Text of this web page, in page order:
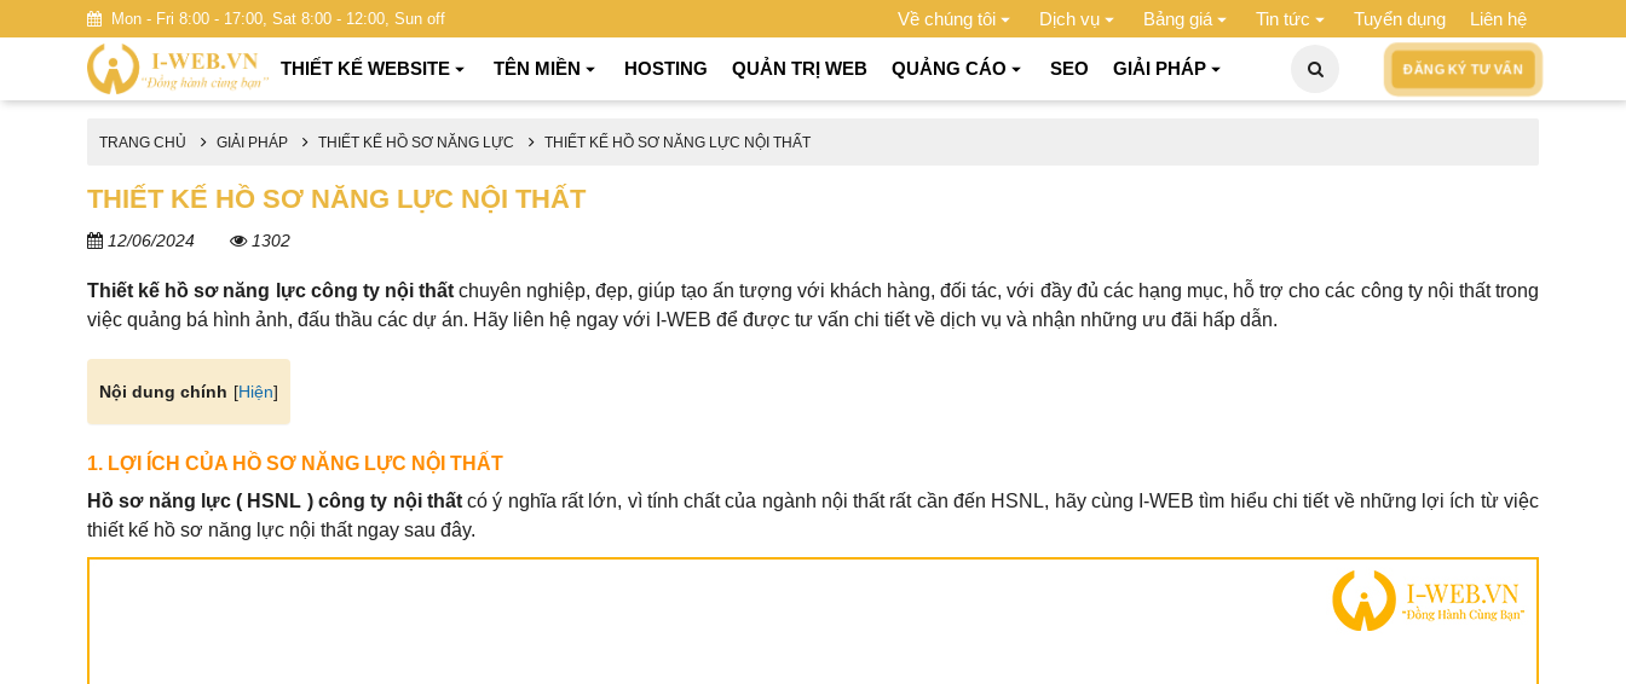
Mon - Fri 8:00 - 17:00, Sat 8:00 - 12:00, Sun off Về chúng tôi Dịch vụ Bảng giá Tin tức Tuyển dụng Liên hệ
THIẾT KẾ WEBSITE TÊN MIỀN HOSTING QUẢN TRỊ WEB QUẢNG CÁO SEO GIẢI PHÁP ĐĂNG KÝ TƯ VẤN
TRANG CHỦ GIẢI PHÁP THIẾT KẾ HỒ SƠ NĂNG LỰC THIẾT KẾ HỒ SƠ NĂNG LỰC NỘI THẤT
THIẾT KẾ HỒ SƠ NĂNG LỰC NỘI THẤT
12/06/2024 1302
Thiết kế hồ sơ năng lực công ty nội thấtchuyên nghiệp, đẹp, giúp tạo ấn tượng với khách hàng, đối tác, với đầy đủ các hạng mục, hỗ trợ cho các công ty nội thất trong
việc quảng bá hình ảnh, đấu thầu các dự án. Hãy liên hệ ngay với I-WEB để được tư vấn chi tiết về dịch vụ và nhận những ưu đãi hấp dẫn.
Nội dung chính [Hiện]
1. LỢI ÍCH CỦA HỒ SƠ NĂNG LỰC NỘI THẤT
Hồ sơ năng lực ( HSNL ) công ty nội thấtcó ý nghĩa rất lớn, vì tính chất của ngành nội thất rất cần đến HSNL, hãy cùng I-WEB tìm hiểu chi tiết về những lợi ích từ việc
thiết kế hồ sơ năng lực nội thất ngay sau đây.